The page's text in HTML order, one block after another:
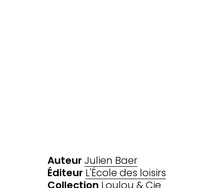
Auteur Julien Baer
Éditeur L'École des loisirs
Collection Loulou & Cie